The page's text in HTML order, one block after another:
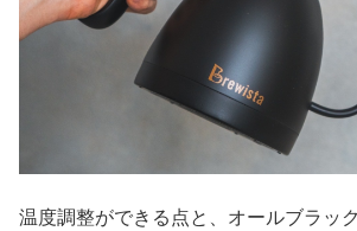
温度調整ができる点と、オールブラッ